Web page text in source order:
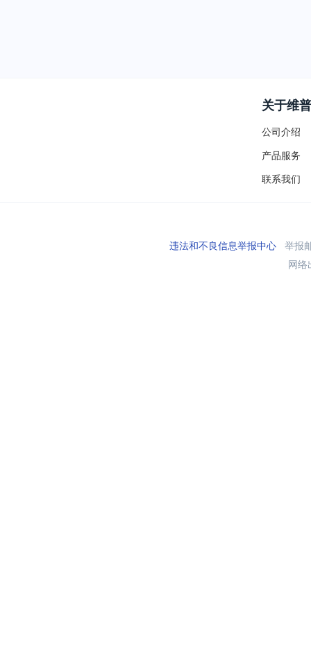
关于维普
公司介绍
产品服务
联系我们
违法和不良信息举报中心举报
网